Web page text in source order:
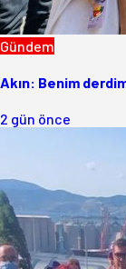
Gündem
Akın: Benim
2 gün önce